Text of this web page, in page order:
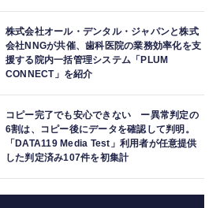
株式会社オール・デンタル・ジャパンと株式
会社NNGが共催、歯科医院の業務効率化を支
援する院内一括管理システム「PLUM
CONNECT」を紹介
コピー完了でも安心できない ー異常判定の
6割は、コピー後にデータを確認して判明。
「DATA119 Media Test」利用者が任意提供
した判定済み107件を初集計